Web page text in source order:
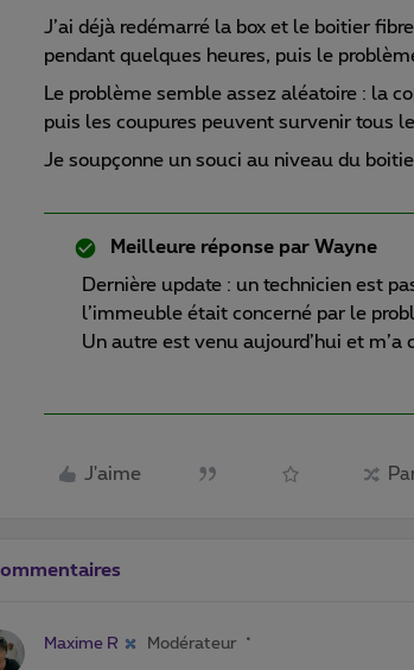
J’ai déjà redémarré la box et le boitier
pendant quelques heures, puis le
Le problème semble assez aléatoire : la
puis les coupures peuvent survenir tous
Je soupçonne un souci au niveau du
Meilleure réponse par Wayne
Dernière update : un technicien est
l’immeuble était concerné par le
Un autre est venu aujourd’hui et
J'aime
Maxime R Modérateur